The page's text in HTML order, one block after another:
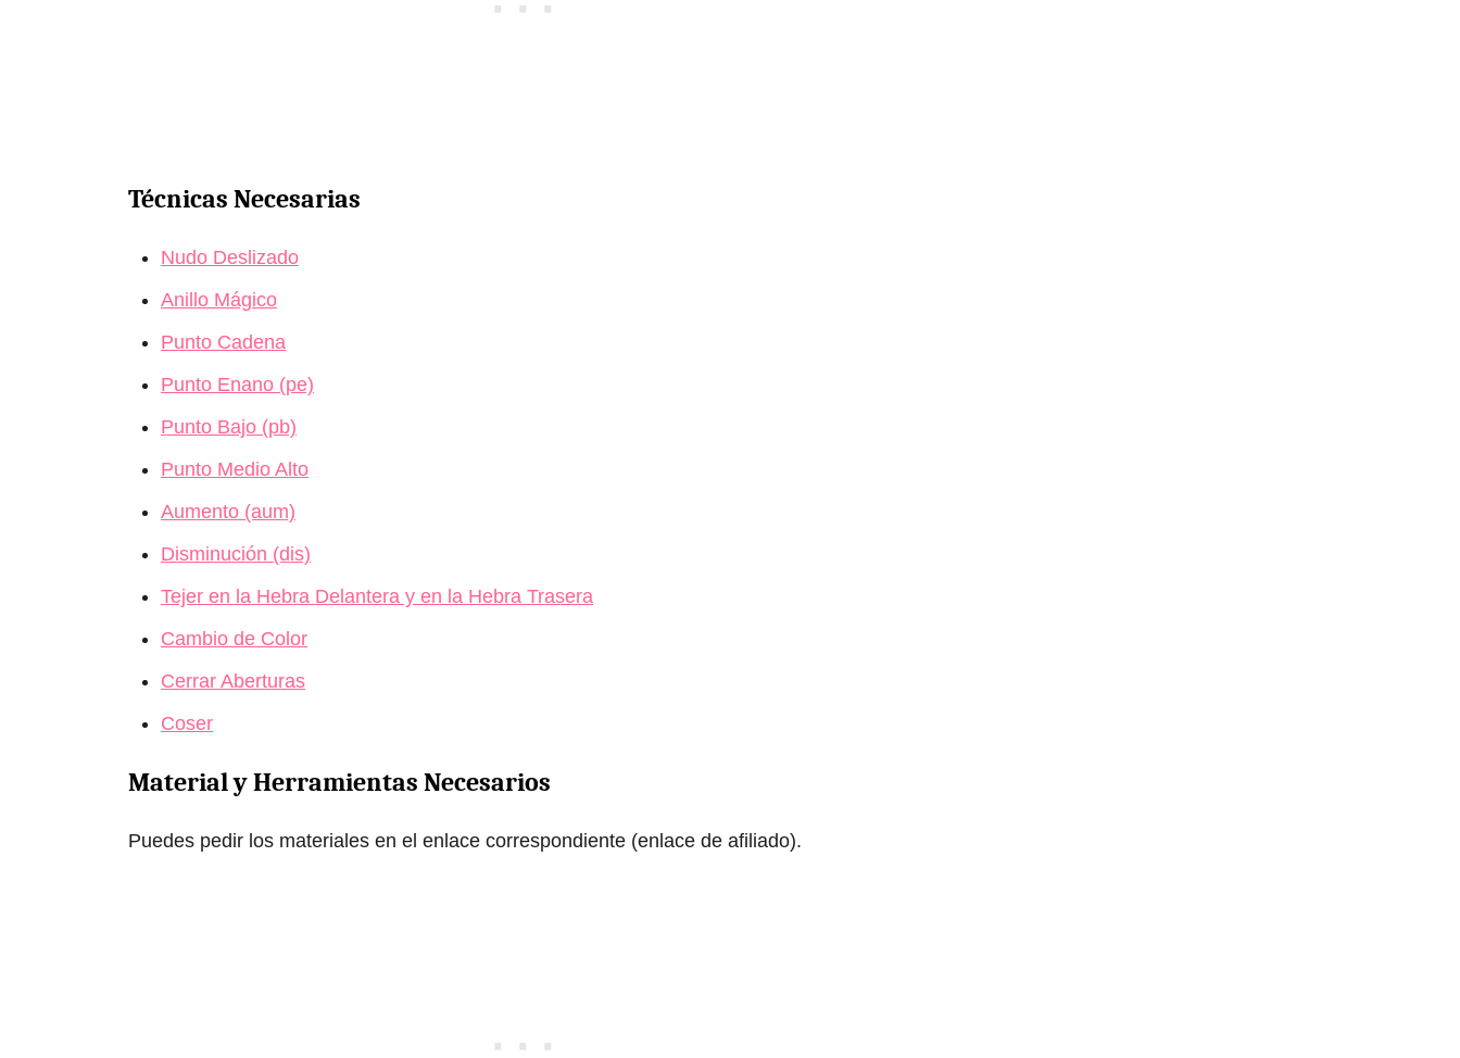
Técnicas Necesarias
Nudo Deslizado
Anillo Mágico
Punto Cadena
Punto Enano (pe)
Punto Bajo (pb)
Punto Medio Alto
Aumento (aum)
Disminución (dis)
Tejer en la Hebra Delantera y en la Hebra Trasera
Cambio de Color
Cerrar Aberturas
Coser
Material y Herramientas Necesarios
Puedes pedir los materiales en el enlace correspondiente (enlace de afiliado).